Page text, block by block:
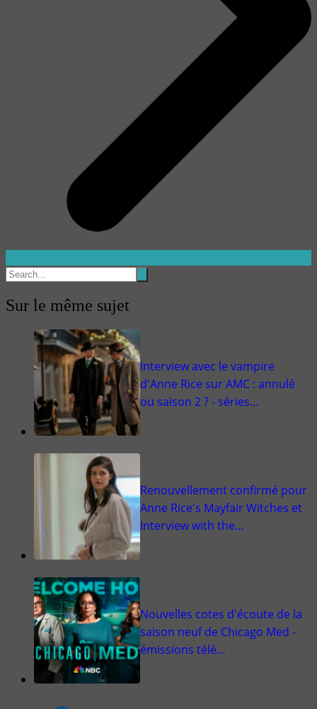
Sur le même sujet
Interview avec le vampire
d'Anne Rice sur AMC : annulé
ou saison 2 ? - séries…
Renouvellement confirmé pour
Anne Rice's Mayfair Witches et
Interview with the…
Nouvelles cotes d'écoute de la
saison neuf de Chicago Med -
émissions télé…